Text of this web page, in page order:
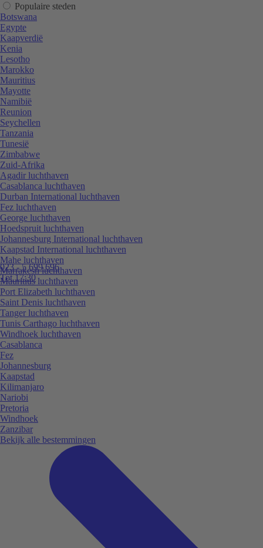
023 - 5 699 696
Tot 17:30
Populaire steden
Botswana
Egypte
Kaapverdië
Kenia
Lesotho
Marokko
Mauritius
Mayotte
Namibië
Reunion
Seychellen
Tanzania
Tunesië
Zimbabwe
Zuid-Afrika
Agadir luchthaven
Casablanca luchthaven
Durban International luchthaven
Fez luchthaven
George luchthaven
Hoedspruit luchthaven
Johannesburg International luchthaven
Kaapstad International luchthaven
Mahe luchthaven
Marrakesh luchthaven
Mauritius luchthaven
Port Elizabeth luchthaven
Saint Denis luchthaven
Tanger luchthaven
Tunis Carthago luchthaven
Windhoek luchthaven
Casablanca
Fez
Johannesburg
Kaapstad
Kilimanjaro
Nariobi
Pretoria
Windhoek
Zanzibar
Bekijk alle bestemmingen